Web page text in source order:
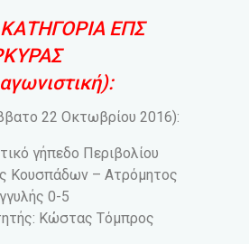
ΚΑΤΗΓΟΡΙΑ ΕΠΣ
22 Οκτωβρίου 2016):
γήπεδο Περιβολίου
Κουσπάδων – Ατρόμητος
0-5
Κώστας Τόμπρος